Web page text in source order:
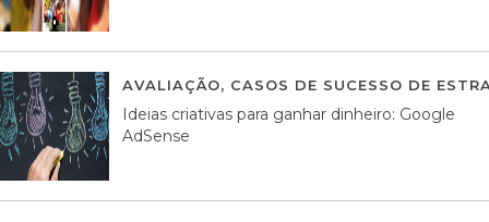
AVALIAÇÃO, CASOS DE SUCESSO DE
Ideias criativas para ganhar dinheiro: Google
AdSense